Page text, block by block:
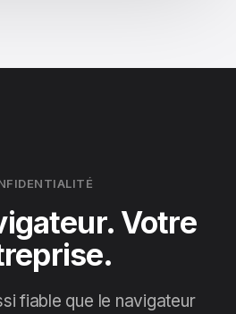
Votre
fiable que le navigateur